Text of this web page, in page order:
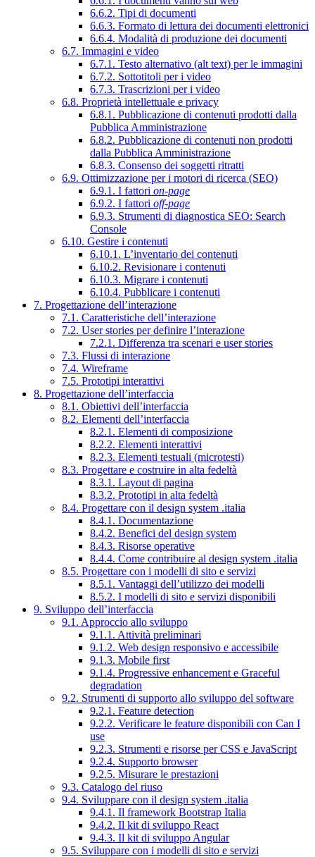
6.6.2. Tipi di documenti
6.6.3. Formato di lettura dei documenti elettronici
6.6.4. Modalità di produzione dei documenti
6.7. Immagini e video
6.7.1. Testo alternativo (alt text) per le immagini
6.7.2. Sottotitoli per i video
6.7.3. Trascrizioni per i video
6.8. Proprietà intellettuale e privacy
6.8.1. Pubblicazione di contenuti prodotti dalla
Pubblica Amministrazione
6.8.2. Pubblicazione di contenuti non prodotti
dalla Pubblica Amministrazione
6.8.3. Consenso dei soggetti ritratti
6.9. Ottimizzazione per i motori di ricerca (SEO)
6.9.1. I fattori on-page
6.9.2. I fattori off-page
6.9.3. Strumenti di diagnostica SEO: Search
Console
6.10. Gestire i contenuti
6.10.1. L’inventario dei contenuti
6.10.2. Revisionare i contenuti
6.10.3. Migrare i contenuti
6.10.4. Pubblicare i contenuti
7. Progettazione dell’interazione
7.1. Caratteristiche dell’interazione
7.2. User stories per definire l’interazione
7.2.1. Differenza tra scenari e user stories
7.3. Flussi di interazione
7.4. Wireframe
7.5. Prototipi interattivi
8. Progettazione dell’interfaccia
8.1. Obiettivi dell’interfaccia
8.2. Elementi dell’interfaccia
8.2.1. Elementi di composizione
8.2.2. Elementi interattivi
8.2.3. Elementi testuali (microtesti)
8.3. Progettare e costruire in alta fedeltà
8.3.1. Layout di pagina
8.3.2. Prototipi in alta fedeltà
8.4. Progettare con il design system .italia
8.4.1. Documentazione
8.4.2. Benefici del design system
8.4.3. Risorse operative
8.4.4. Come contribuire al design system .italia
8.5. Progettare con i modelli di sito e servizi
8.5.1. Vantaggi dell’utilizzo dei modelli
8.5.2. I modelli di sito e servizi disponibili
9. Sviluppo dell’interfaccia
9.1. Approccio allo sviluppo
9.1.1. Attività preliminari
9.1.2. Web design responsivo e accessibile
9.1.3. Mobile first
9.1.4. Progressive enhancement e Graceful
degradation
9.2. Strumenti di supporto allo sviluppo del software
9.2.1. Feature detection
9.2.2. Verificare le feature disponibili con Can I
use
9.2.3. Strumenti e risorse per CSS e JavaScript
9.2.4. Supporto browser
9.2.5. Misurare le prestazioni
9.3. Catalogo del riuso
9.4. Sviluppare con il design system .italia
9.4.1. Il framework Bootstrap Italia
9.4.2. Il kit di sviluppo React
9.4.3. Il kit di sviluppo Angular
9.5. Sviluppare con i modelli di sito e servizi